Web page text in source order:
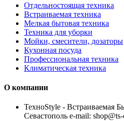
Отдельностоящая техника
Встраиваемая техника
Мелкая бытовая техника
Техника для уборки
Мойки, смесители, дозаторы
Кухонная посуда
Профессиональная техника
Климатическая техника
О компании
TexноStyle - Встраиваемая
Севастополь e-mail: